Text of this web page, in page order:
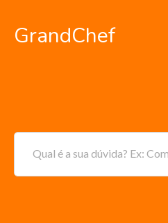
GrandChef
Qual é a sua dúvida? Ex: